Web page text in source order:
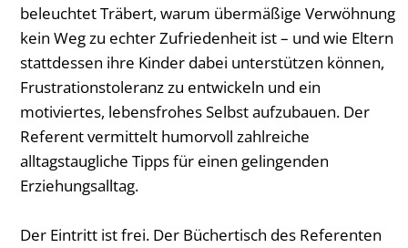
beleuchtet Träbert, warum übermäßige Verwöhnung
kein Weg zu echter Zufriedenheit ist – und wie Eltern
stattdessen ihre Kinder dabei unterstützen können,
Frustrationstoleranz zu entwickeln und ein
motiviertes, lebensfrohes Selbst aufzubauen. Der
Referent vermittelt humorvoll zahlreiche
alltagstaugliche Tipps für einen gelingenden
Erziehungsalltag.
Der Eintritt ist frei. Der Büchertisch des Referenten